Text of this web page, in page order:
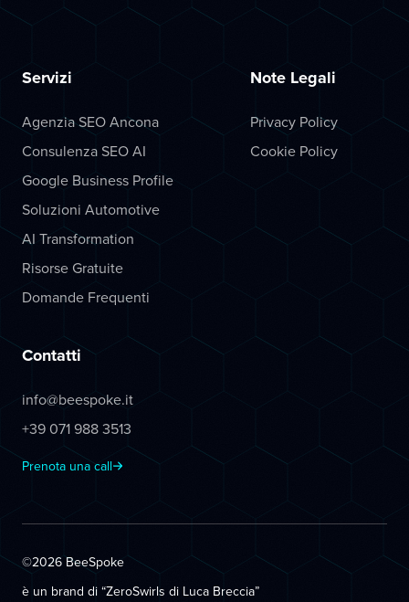
Servizi
Agenzia SEO Ancona
Consulenza SEO AI
Google Business Profile
Soluzioni Automotive
AI Transformation
Risorse Gratuite
Domande Frequenti
Note Legali
Privacy Policy
Cookie Policy
Contatti
info@beespoke.it
+39 071 988 3513
Prenota una call
©2026 BeeSpoke
è un brand di “ZeroSwirls di Luca Breccia”